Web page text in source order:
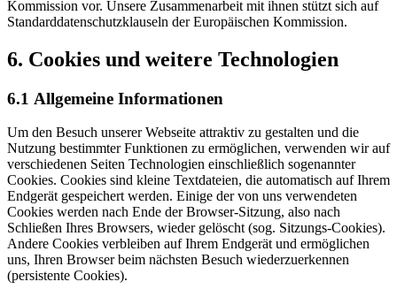
Kommission vor. Unsere Zusammenarbeit mit ihnen stützt sich auf
Standarddatenschutzklauseln der Europäischen Kommission.
6. Cookies und weitere Technologien
6.1 Allgemeine Informationen
Um den Besuch unserer Webseite attraktiv zu gestalten und die
Nutzung bestimmter Funktionen zu ermöglichen, verwenden wir auf
verschiedenen Seiten Technologien einschließlich sogenannter
Cookies. Cookies sind kleine Textdateien, die automatisch auf Ihrem
Endgerät gespeichert werden. Einige der von uns verwendeten
Cookies werden nach Ende der Browser-Sitzung, also nach
Schließen Ihres Browsers, wieder gelöscht (sog. Sitzungs-Cookies).
Andere Cookies verbleiben auf Ihrem Endgerät und ermöglichen
uns, Ihren Browser beim nächsten Besuch wiederzuerkennen
(persistente Cookies).